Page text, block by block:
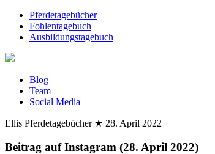
Pferdetagebücher
Fohlentagebuch
Ausbildungstagebuch
Blog
Team
Social Media
Ellis Pferdetagebücher ★ 28. April 2022
Beitrag auf Instagram (28. April 2022)